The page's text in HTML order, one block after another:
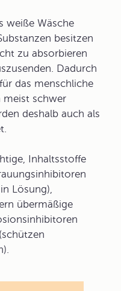
weiße Wäsche
besitzen
zu absorbieren
Dadurch
das menschliche
meist schwer
deshalb auch als
Inhaltsstoffe
Lösung),
übermäßige
(schützen